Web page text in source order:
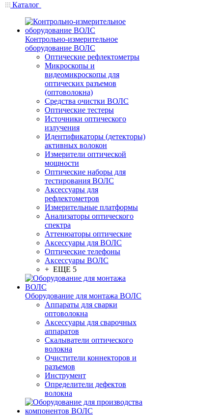
Каталог
Контрольно-измерительное
оборудование ВОЛС
Оптические рефлектометры
Микроскопы и
видеомикроскопы для
оптических разъемов
(оптоволокна)
Средства очистки ВОЛС
Оптические тестеры
Источники оптического
излучения
Идентификаторы (детекторы)
активных волокон
Измерители оптической
мощности
Оптические наборы для
тестирования ВОЛС
Аксессуары для
рефлектометров
Измерительные платформы
Анализаторы оптического
спектра
Аттенюаторы оптические
Аксессуары для ВОЛС
Оптические телефоны
Аксессуары ВОЛС
+ ЕЩЕ 5
Оборудование для монтажа ВОЛС
Аппараты для сварки
оптоволокна
Аксессуары для сварочных
аппаратов
Скалыватели оптического
волокна
Очистители коннекторов и
разъемов
Инструмент
Определители дефектов
волокна